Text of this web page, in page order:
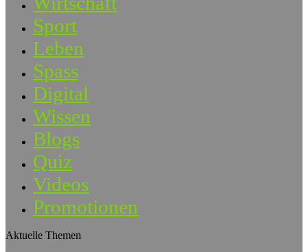
Sport
Leben
Spass
Digital
Wissen
Blogs
Quiz
Videos
Promotionen
Aktuelle Themen